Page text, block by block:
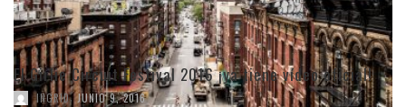
El Girlie Circuit Festival 2016 ¡ya tiene vídeo oficial!
INGRID, JUNIO 9, 2016